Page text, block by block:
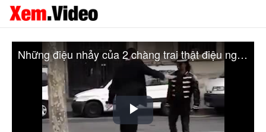
Play
Những điệu nhảy của 2 chàng trai thật điệu nghệ